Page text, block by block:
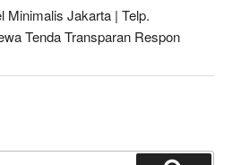
Minimalis Jakarta | Telp.
Tenda Transparan Respon